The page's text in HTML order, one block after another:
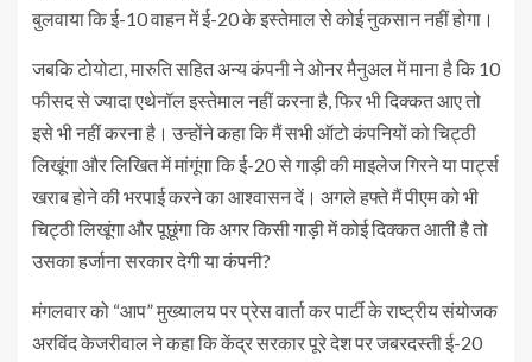
बुलवाया कि ई-10 वाहन में ई-20 के इस्तेमाल से कोई नुकसान नहीं होगा।
जबकि टोयोटा, मारुति सहित अन्य कंपनी ने ओनर मैनुअल में माना है कि 10
फीसद से ज्यादा एथेनॉल इस्तेमाल नहीं करना है, फिर भी दिक्कत आए तो
इसे भी नहीं करना है। उन्होंने कहा कि मैं सभी ऑटो कंपनियों को चिट्ठी
लिखूंगा और लिखित में मांगूंगा कि ई-20 से गाड़ी की माइलेज गिरने या पार्ट्स
खराब होने की भरपाई करने का आश्वासन दें। अगले हफ्ते मैं पीएम को भी
चिट्ठी लिखूंगा और पूछूंगा कि अगर किसी गाड़ी में कोई दिक्कत आती है तो
उसका हर्जाना सरकार देगी या कंपनी?
मंगलवार को “आप” मुख्यालय पर प्रेस वार्ता कर पार्टी के राष्ट्रीय संयोजक
अरविंद केजरीवाल ने कहा कि केंद्र सरकार पूरे देश पर जबरदस्ती ई-20